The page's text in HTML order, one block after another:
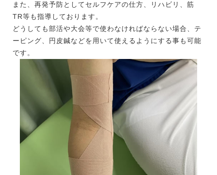
また、再発予防としてセルフケアの仕方、リハビリ、筋
TR等も指導しております。
どうしても部活や大会等で使わなければならない場合、テ
ーピング、円皮鍼などを用いて使えるようにする事も可能
です。